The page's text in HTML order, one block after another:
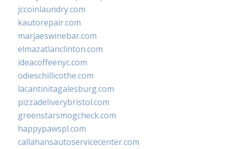
jccoinlaundry.com
kautorepair.com
marjaeswinebar.com
elmazatlanclinton.com
ideacoffeenyc.com
odieschillicothe.com
lacantinitagalesburg.com
pizzadeliverybristol.com
greenstarsmogcheck.com
happypawspl.com
callahansautoservicecenter.com